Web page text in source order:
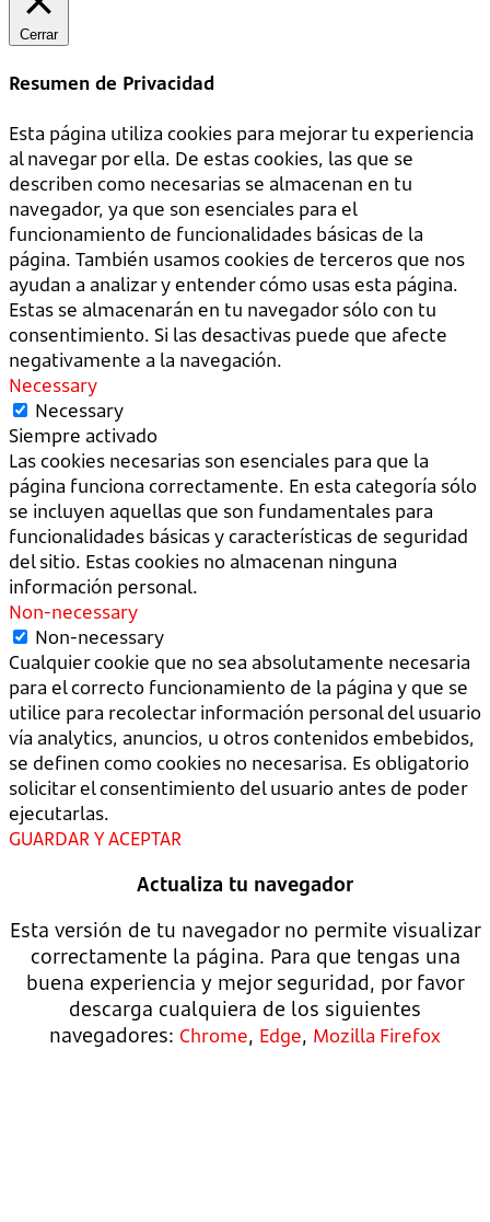
Cerrar
Resumen de Privacidad
Esta página utiliza cookies para mejorar tu experiencia
al navegar por ella. De estas cookies, las que se
describen como necesarias se almacenan en tu
navegador, ya que son esenciales para el
funcionamiento de funcionalidades básicas de la
página. También usamos cookies de terceros que nos
ayudan a analizar y entender cómo usas esta página.
Estas se almacenarán en tu navegador sólo con tu
consentimiento. Si las desactivas puede que afecte
negativamente a la navegación.
Necessary
Necessary
Siempre activado
Las cookies necesarias son esenciales para que la
página funciona correctamente. En esta categoría sólo
se incluyen aquellas que son fundamentales para
funcionalidades básicas y características de seguridad
del sitio. Estas cookies no almacenan ninguna
información personal.
Non-necessary
Non-necessary
Cualquier cookie que no sea absolutamente necesaria
para el correcto funcionamiento de la página y que se
utilice para recolectar información personal del usuario
vía analytics, anuncios, u otros contenidos embebidos,
se definen como cookies no necesarisa. Es obligatorio
solicitar el consentimiento del usuario antes de poder
ejecutarlas.
GUARDAR Y ACEPTAR
Actualiza tu navegador
Esta versión de tu navegador no permite visualizar
correctamente la página. Para que tengas una
buena experiencia y mejor seguridad, por favor
descarga cualquiera de los siguientes
navegadores: Chrome, Edge, Mozilla Firefox